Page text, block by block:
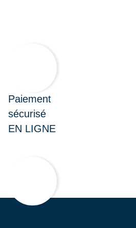
Paiement
sécurisé
EN LIGNE